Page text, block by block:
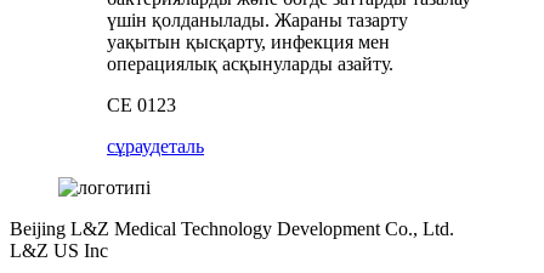
үшін қолданылады. Жараны тазарту
уақытын қысқарту, инфекция мен
операциялық асқынуларды азайту.
CE 0123
сұраудеталь
Beijing L&Z Medical Technology Development Co., Ltd.
L&Z US Inc